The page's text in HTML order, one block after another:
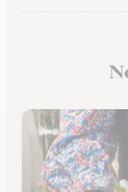
Fleuristes à